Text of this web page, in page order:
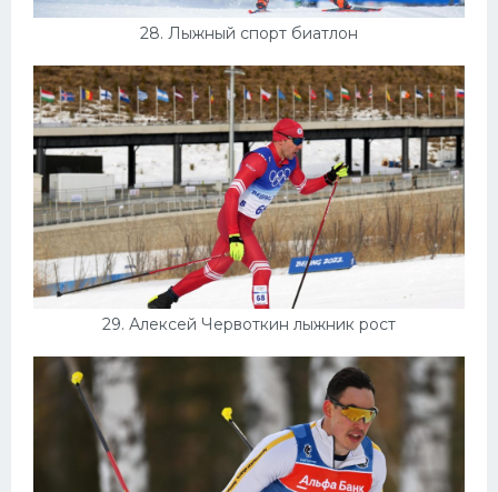
28. Лыжный спорт биатлон
29. Алексей Червоткин лыжник рост